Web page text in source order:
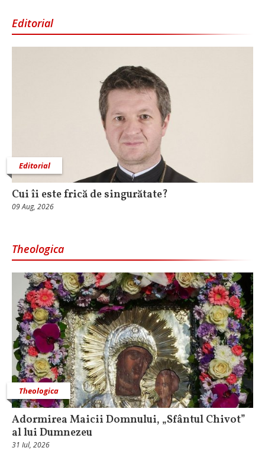
Editorial
Editorial
Cui îi este frică de singurătate?
09 Aug, 2026
Theologica
Theologica
Adormirea Maicii Domnului, „Sfântul Chivot”
al lui Dumnezeu
31 Iul, 2026